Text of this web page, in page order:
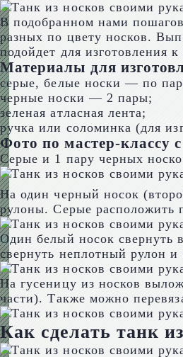
В подобранном нами
разных по цвету носков.
подойдет для
Материалы для
серые, белые носки — по
черные носки — 2 пары;
зеленая атласная лента;
ручка или соломинка (для
Фото по мастер-классу
Серые и 1 пару черных
На один черный носок
рулоны. Серые расположить
Один белый носок свернуть
свернуть неплотный рулон и
На гусеницу из носков
части). Также можно
Как сделать танк